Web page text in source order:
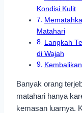
Kondisi Kulit
Matahari
Langkah
di Wajah
Banyak orang
matahari hanya
kemasan luarnya.